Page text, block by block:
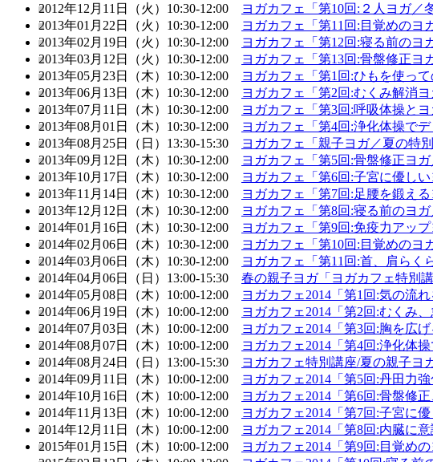
2012年12月11日（火）10:30-12:00
ヨガカフェ「第10回:２人ヨガ／
2013年01月22日（火）10:30-12:00
ヨガカフェ「第11回:目覚めのヨ
2013年02月19日（火）10:30-12:00
ヨガカフェ「第12回:寝る前のヨ
2013年03月12日（火）10:30-12:00
ヨガカフェ「第13回:骨盤修正ヨ
2013年05月23日（木）10:30-12:00
ヨガカフェ「第1回:ひもを使っ
2013年06月13日（木）10:30-12:00
ヨガカフェ「第2回:むくみ解消
2013年07月11日（木）10:30-12:00
ヨガカフェ「第3回:呼吸体操と
2013年08月01日（木）10:30-12:00
ヨガカフェ「第4回:浄化体操で
2013年08月25日（日）13:30-15:30
ヨガカフェ「親子ヨガ／夏の特
2013年09月12日（木）10:30-12:00
ヨガカフェ「第5回:骨盤修正ヨ
2013年10月17日（木）10:30-12:00
ヨガカフェ「第6回:子宮に優し
2013年11月14日（木）10:30-12:00
ヨガカフェ「第7回:足腰を鍛え
2013年12月12日（木）10:30-12:00
ヨガカフェ「第8回:寝る前のヨ
2014年01月16日（木）10:30-12:00
ヨガカフェ「第9回:免疫力アッ
2014年02月06日（木）10:30-12:00
ヨガカフェ「第10回:目覚めのヨ
2014年03月06日（木）10:30-12:00
ヨガカフェ「第11回:首、肩らく
2014年04月06日（日）13:00-15:30 春の親子ヨガ「ヨガカフェ特別
2014年05月08日（木）10:00-12:00
ヨガカフェ2014「第1回:気の流
2014年06月19日（木）10:00-12:00
ヨガカフェ2014「第2回:むくみ
2014年07月03日（木）10:00-12:00
ヨガカフェ2014「第3回:胸を広
2014年08月07日（木）10:00-12:00
ヨガカフェ2014「第4回:浄化体
2014年08月24日（日）13:00-15:30
ヨガカフェ特別講座/夏の親子ヨ
2014年09月11日（木）10:00-12:00
ヨガカフェ2014「第5回:丹田力
2014年10月16日（木）10:00-12:00
ヨガカフェ2014「第6回:骨盤修
2014年11月13日（木）10:00-12:00
ヨガカフェ2014「第7回:子宮に
2014年12月11日（木）10:00-12:00
ヨガカフェ2014「第8回:内臓に
2015年01月15日（木）10:00-12:00
ヨガカフェ2014「第9回:目覚めの